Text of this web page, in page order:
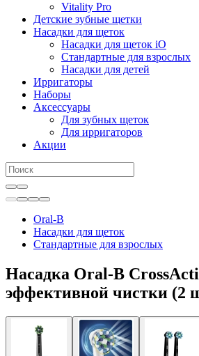
Vitality Pro
Детские зубные щетки
Насадки для щеток
Насадки для щеток iO
Стандартные для взрослых
Насадки для детей
Ирригаторы
Наборы
Аксессуары
Для зубных щеток
Для ирригаторов
Акции
Oral-B
Насадки для щеток
Стандартные для взрослых
Насадка Oral-B
эффективной чистки (2